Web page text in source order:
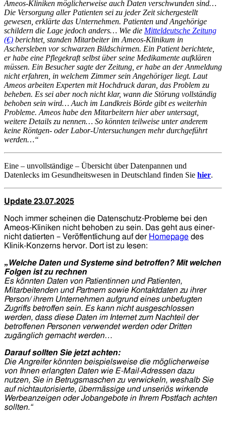
Ameos-Kliniken möglicherweise auch Daten verschwunden sind…
Die Versorgung aller Patienten sei zu jeder Zeit sichergestellt
gewesen, erklärte das Unternehmen. Patienten und Angehörige
schildern die Lage jedoch anders… Wie die Mitteldeutsche Zeitung
(€) berichtet, standen Mitarbeiter im Ameos-Klinikum in
Aschersleben vor schwarzen Bildschirmen. Ein Patient berichtete,
er habe eine Pflegekraft selbst über seine Medikamente aufklären
müssen. Ein Besucher sagte der Zeitung, er habe an der Anmeldung
nicht erfahren, in welchem Zimmer sein Angehöriger liegt. Laut
Ameos arbeiten Experten mit Hochdruck daran, das Problem zu
beheben. Es sei aber noch nicht klar, wann die Störung vollständig
behoben sein wird… Auch im Landkreis Börde gibt es weiterhin
Probleme. Ameos habe den Mitarbeitern hier aber untersagt,
weitere Details zu nennen… So könnten teilweise unter anderem
keine Röntgen- oder Labor-Untersuchungen mehr durchgeführt
werden…“
Eine – unvollständige – Übersicht über Datenpannen und
Datenlecks im Gesundheitswesen in Deutschland finden Sie hier.
Update 23.07.2025
Noch immer scheinen die Datenschutz-Probleme bei den
Ameos-Kliniken nicht behoben zu sein. Das geht aus einer-
nicht datierten – Veröffentlichung auf der Homepage des
Klinik-Konzerns hervor. Dort ist zu lesen:
„Welche Daten und Systeme sind betroffen? Mit welchen
Folgen ist zu rechnen
Es könnten Daten von Patientinnen und Patienten,
Mitarbeitenden und Partnern sowie Kontaktdaten zu ihrer
Person/ ihrem Unternehmen aufgrund eines unbefugten
Zugriffs betroffen sein. Es kann nicht ausgeschlossen
werden, dass diese Daten im Internet zum Nachteil der
betroffenen Personen verwendet werden oder Dritten
zugänglich gemacht werden…
Darauf sollten Sie jetzt achten:
Die Angreifer könnten beispielsweise die möglicherweise
von Ihnen erlangten Daten wie E-Mail-Adressen dazu
nutzen, Sie in Betrugsmaschen zu verwickeln, weshalb Sie
auf nichtautorisierte, übermässige und unseriös wirkende
Werbeanzeigen oder Jobangebote in Ihrem Postfach achten
sollten.“